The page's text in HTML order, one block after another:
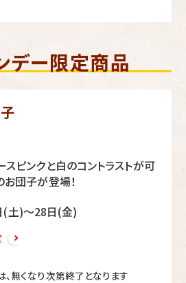
デー限定商品
スピンクと白のコントラストが可
お団子が登場！
(土)～28日(金)
、無くなり次第終了となります